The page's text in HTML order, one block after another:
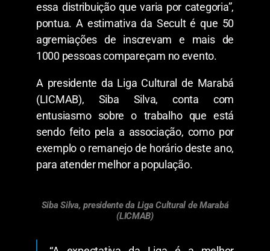
essa distribuição que varia por categoria”,
pontua. A estimativa da Secult é que 50
agremiações de inscrevam e mais de
1000 pessoas compareçam no evento.
A presidente da Liga Cultural de Marabá
(LICMAB), Siba Silva, conta com
entusiasmo sobre o trabalho que está
sendo feito pela a associação, como por
exemplo o remanejo de horário deste ano,
para atender melhor a população.
Siba Silva, presidente da Liga Cultural de Marabá
(LICMAB)